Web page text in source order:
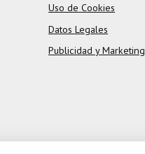
Uso de Cookies
Datos Legales
Publicidad y Marketing